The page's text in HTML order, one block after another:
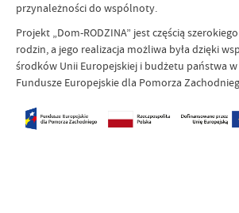
przynależności do wspólnoty.
Projekt „Dom-RODZINA” jest częścią
rodzin, a jego realizacja możliwa była dzięki
środków Unii Europejskiej i budżetu państwa
Fundusze Europejskie dla Pomorza